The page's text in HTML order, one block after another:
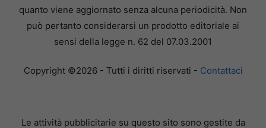
quanto viene aggiornato senza alcuna periodicità. Non
può pertanto considerarsi un prodotto editoriale ai
sensi della legge n. 62 del 07.03.2001
Copyright ©2026 - Tutti i diritti riservati - Contattaci
Le attività pubblicitarie su questo sito sono gestite da